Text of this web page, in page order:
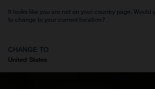
It looks like you are not on your country page. Would
to change to your current location?
CHANGE TO
United States